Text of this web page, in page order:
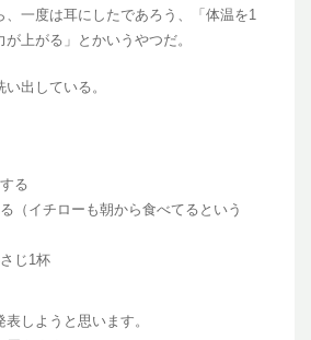
、一度は耳にしたであろう、「体温を1
上がる」とかいうやつだ。
出している。
る
（イチローも朝から食べてるという
じ1杯
しようと思います。